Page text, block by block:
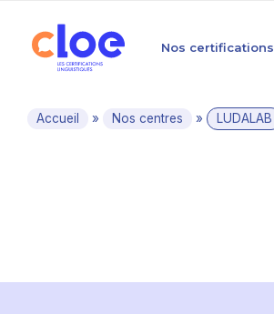
Nos certifications
Accueil » Nos centres » LUDALAB